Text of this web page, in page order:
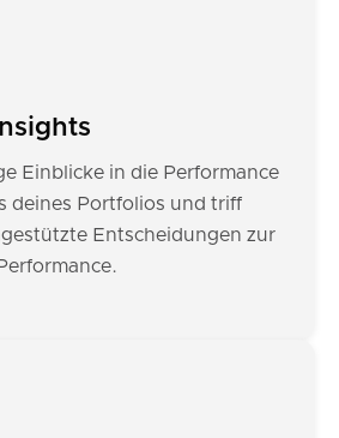
Einblicke in die Performance
deines Portfolios und triff
Entscheidungen zur